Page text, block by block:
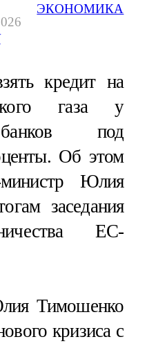
ЭКОНОМИКА
кредит на
газа у
под
Об этом
министр Юлия
заседания
ЕС-
Тимошенко
кризиса с